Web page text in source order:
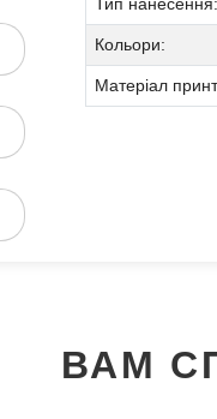
Кольори:
Матеріал
ВАМ